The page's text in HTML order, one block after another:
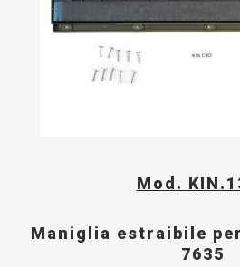
Mod.
Maniglia estraibile
7635